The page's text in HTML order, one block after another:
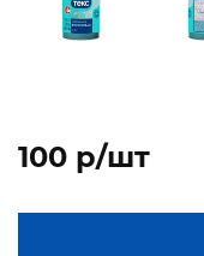
100 p/шт